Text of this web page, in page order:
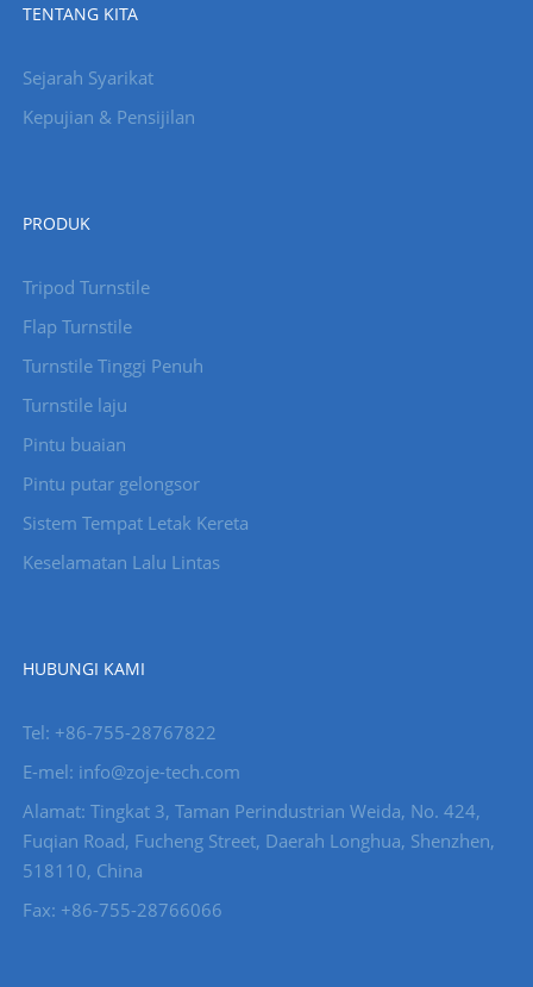
TENTANG KITA
Sejarah Syarikat
Kepujian & Pensijilan
PRODUK
Tripod Turnstile
Flap Turnstile
Turnstile Tinggi Penuh
Turnstile laju
Pintu buaian
Pintu putar gelongsor
Sistem Tempat Letak Kereta
Keselamatan Lalu Lintas
HUBUNGI KAMI
Tel: +86-755-28767822
E-mel: info@zoje-tech.com
Alamat: Tingkat 3, Taman Perindustrian Weida, No. 424,
Fuqian Road, Fucheng Street, Daerah Longhua, Shenzhen,
518110, China
Fax: +86-755-28766066